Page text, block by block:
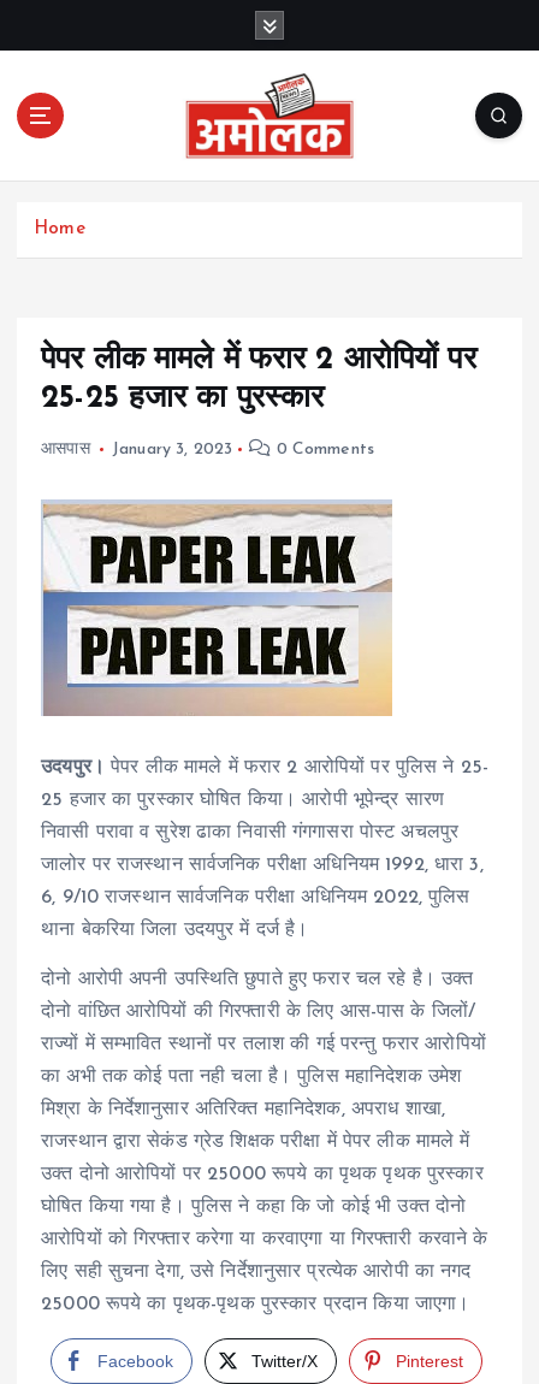
c
Amolak News
Home
पेपर लीक मामले में फरार 2 आरोपियों पर
25-25 हजार का पुरस्कार
आसपास January 3, 2023 0 Comments
उदयपुर।पेपर लीक मामले में फरार 2 आरोपियों पर पुलिस ने 25-
25 हजार का पुरस्कार घोषित किया। आरोपी भूपेन्द्र सारण
निवासी परावा व सुरेश ढाका निवासी गंगगासरा पोस्ट अचलपुर
जालोर पर राजस्थान सार्वजनिक परीक्षा अधिनियम 1992, धारा 3,
6, 9/10 राजस्थान सार्वजनिक परीक्षा अधिनियम 2022, पुलिस
थाना बेकरिया जिला उदयपुर में दर्ज है।
दोनो आरोपी अपनी उपस्थिति छुपाते हुए फरार चल रहे है। उक्त
दोनो वांछित आरोपियों की गिरफ्तारी के लिए आस-पास के जिलों/
राज्यों में सम्भावित स्थानों पर तलाश की गई परन्तु फरार आरोपियों
का अभी तक कोई पता नही चला है। पुलिस महानिदेशक उमेश
मिश्रा के निर्देशानुसार अतिरिक्त महानिदेशक, अपराध शाखा,
राजस्थान द्वारा सेकंड ग्रेड शिक्षक परीक्षा में पेपर लीक मामले में
उक्त दोनो आरोपियों पर 25000 रूपये का पृथक पृथक पुरस्कार
घोषित किया गया है। पुलिस ने कहा कि जो कोई भी उक्त दोनो
आरोपियों को गिरफ्तार करेगा या करवाएगा या गिरफ्तारी करवाने के
लिए सही सुचना देगा, उसे निर्देशानुसार प्रत्येक आरोपी का नगद
25000 रूपये का पृथक-पृथक पुरस्कार प्रदान किया जाएगा।
Facebook Twitter/X Pinterest